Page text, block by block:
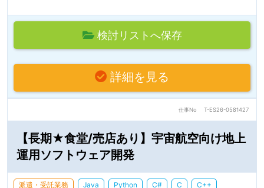
検討リストへ保存
詳細を見る
仕事No T-ES26-0581427
【長期★食堂/売店あり】宇宙航空向け地上
運用ソフトウェア開発
派遣・受託業務 Java Python C# C
C++